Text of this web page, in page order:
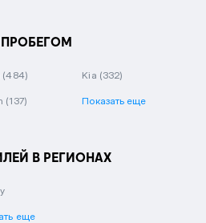
(484) Kia (332)
(137) Показать еще
В РЕГИОНАХ
еще